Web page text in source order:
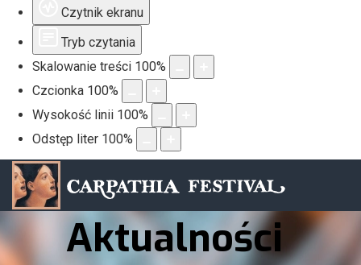
Czytnik ekranu
Tryb czytania
Skalowanie treści 100%
Czcionka 100%
Wysokość linii 100%
Odstęp liter 100%
Aktualności